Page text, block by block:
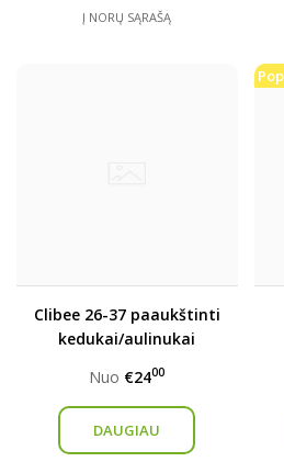
Į NORŲ SĄRAŠĄ
Clibee 26-37 paaukštinti
kedukai/aulinukai
Nuo €2400
DAUGIAU